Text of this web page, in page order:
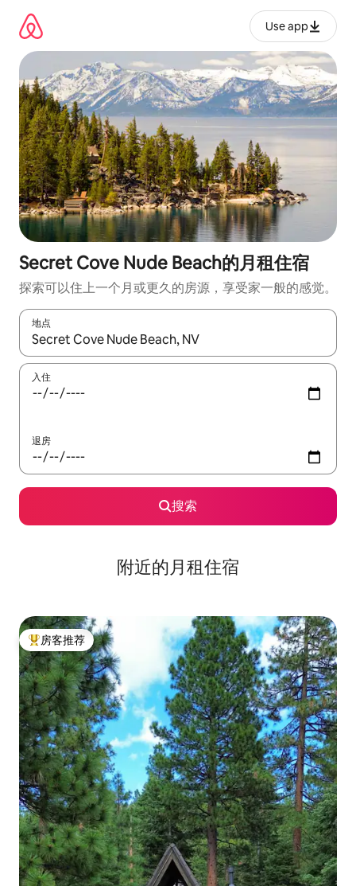
Use app
Secret Cove Nude Beach的月租住宿
探索可以住上一个月或更久的房源，享受家一般的感觉。
地点
如有搜索结果，请使用上下方向键查看，或通过点击或滑动手势
入住
退房
搜索
附近的月租住宿
热门「房客推荐」
房客推荐